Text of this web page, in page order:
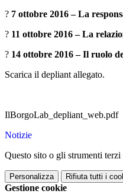
? 7 ottobre 2016 – La
? 11 ottobre 2016 – La
? 14 ottobre 2016 – Il ruolo
Scarica il depliant allegato.
IlBorgoLab_depliant_web.pdf
Notizie
Questo sito o gli strumenti
Personalizza Rifiuta tutti i
Gestione cookie